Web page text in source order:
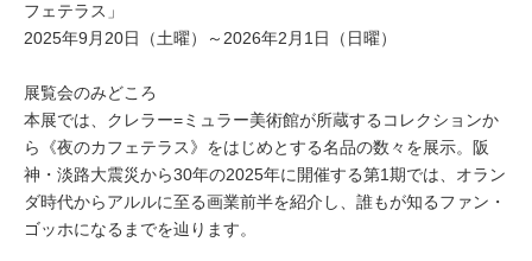
フェテラス」
2025年9月20日（土曜）～2026年2月1日（日曜）
展覧会のみどころ
本展では、クレラー=ミュラー美術館が所蔵するコレクションか
ら《夜のカフェテラス》をはじめとする名品の数々を展示。阪
神・淡路大震災から30年の2025年に開催する第1期では、オラン
ダ時代からアルルに至る画業前半を紹介し、誰もが知るファン・
ゴッホになるまでを辿ります。